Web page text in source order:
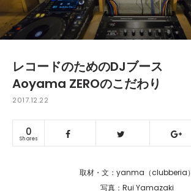
レコードのためのDJブース
Aoyama ZEROのこだわり
2017.12.22
0
Shares
取材・文：yanma（clubberia）
写真：Rui Yamazaki